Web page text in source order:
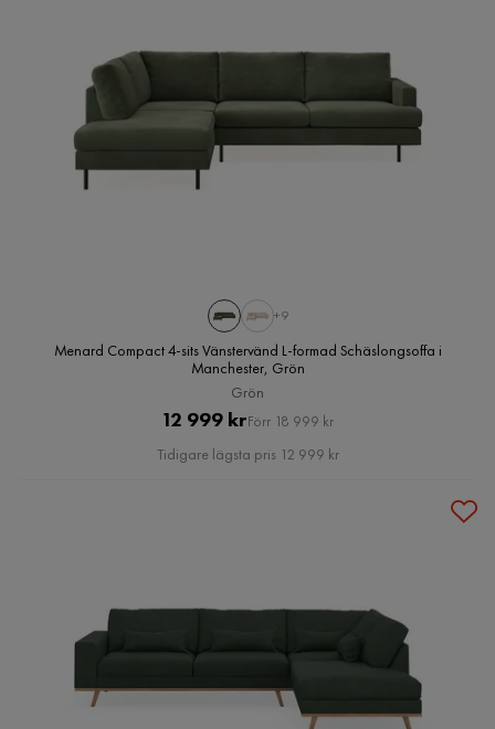
+9
Menard Compact 4-sits Vänstervänd L-formad Schäslongsoffa i
Manchester, Grön
Grön
Pris
12 999 krOriginal
Pris
Förr 18 999 kr
Tidigare lägsta pris 12 999 kr